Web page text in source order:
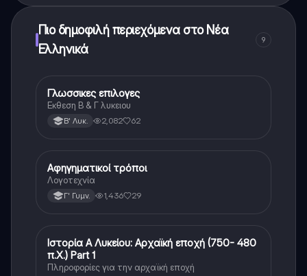
Πιο δημοφιλή περιεχόμενα στο Νέα
Ελληνικά
9
Νέα Ελληνικά
Γλωσσικες επιλογες
Εκθεση Β & Γ λυκειου
Β' Λυκ. 2,082 62
Νέα Ελληνικά
Αφηγηματικοί τρόποι
Λογοτεχνία
Γ' Γυμν. 1,436 29
Νέα Ελληνικά
Ιστορία Α Λυκείου: Αρχαϊκή εποχή (750- 480
π.Χ.) Part 1
Πληροφορίες για την αρχαϊκή εποχή